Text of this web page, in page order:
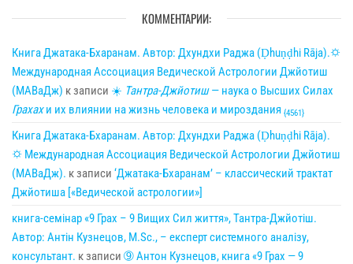
КОММЕНТАРИИ:
Книга Джатака-Бхаранам. Автор: Дхундхи Раджа (Ḍhuṇḍhi Rāja).🌣
Международная Ассоциация Ведической Астрологии Джйотиш
(МАВаДж) к записи ☀ Тантра-Джйотиш— наука о Высших Силах
Грахахи их влиянии на жизнь человека и мироздания {4561}
Книга Джатака-Бхаранам. Автор: Дхундхи Раджа (Ḍhuṇḍhi Rāja).
🌣 Международная Ассоциация Ведической Астрологии Джйотиш
(МАВаДж). к записи ‘Джатака-Бхаранам’ – классический трактат
Джйотиша [«Ведической астрологии»]
книга-семінар «9 Грах – 9 Вищих Сил життя», Тантра-Джйотіш.
Автор: Антін Кузнецов, M.Sc., – експерт системного аналізу,
консультант. к записи ➈ Антон Кузнецов, книга «9 Грах — 9